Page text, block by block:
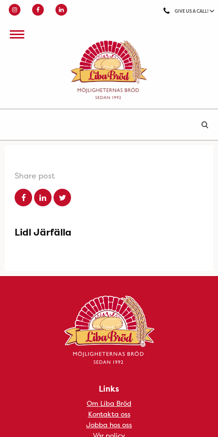
GIVE US A CALL!
Share post
Lidl Järfälla
Links
Om Liba Bröd
Kontakta oss
Jobba hos oss